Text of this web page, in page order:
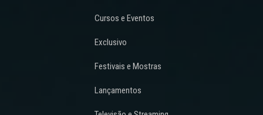
Cursos e Eventos
Exclusivo
Festivais e Mostras
Lançamentos